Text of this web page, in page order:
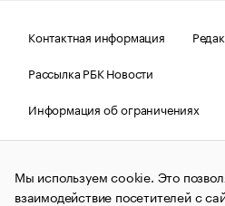
Контактная информация
Рассылка РБК Новости
Информация об ограничениях
Правовая информация
О
© АО
и материалы информационного
Мы используем cookie. Это
взаимодействие посетителей с